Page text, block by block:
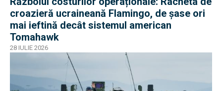
croazieră ucraineană Flamingo, de șase ori
mai ieftină decât sistemul american
Tomahawk
28 IULIE 2026